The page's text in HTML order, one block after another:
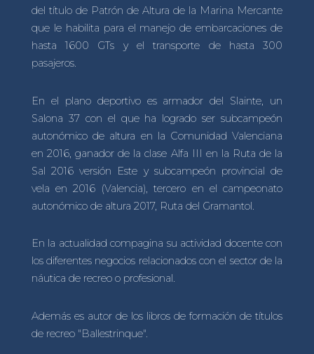
del título de Patrón de Altura de la Marina Mercante
que le habilita para el manejo de embarcaciones de
hasta 1600 GTs y el transporte de hasta 300
pasajeros.
En el plano deportivo es armador del Slainte, un
Salona 37 con el que ha logrado ser subcampeón
autonómico de altura en la Comunidad Valenciana
en 2016, ganador de la clase Alfa III en la Ruta de la
Sal 2016 versión Este y subcampeón provincial de
vela en 2016 (Valencia), tercero en el campeonato
autonómico de altura 2017, Ruta del Gramantol.
En la actualidad compagina su actividad docente con
los diferentes negocios relacionados con el sector de la
náutica de recreo o profesional.
Además es autor de los libros de formación de títulos
de recreo "Ballestrinque".